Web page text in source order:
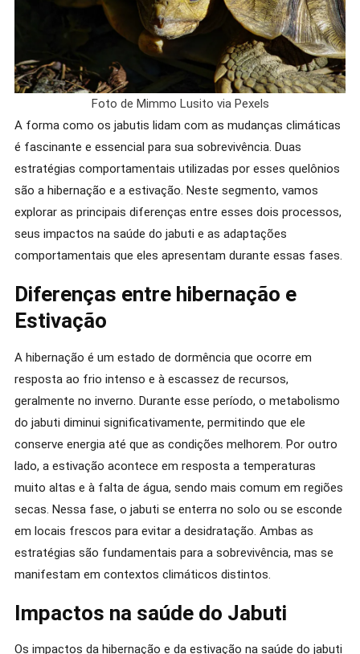
Foto de Mimmo Lusito via Pexels
A forma como os jabutis lidam com as mudanças climáticas
é fascinante e essencial para sua sobrevivência. Duas
estratégias comportamentais utilizadas por esses quelônios
são a hibernação e a estivação. Neste segmento, vamos
explorar as principais diferenças entre esses dois processos,
seus impactos na saúde do jabuti e as adaptações
comportamentais que eles apresentam durante essas fases.
Diferenças entre hibernação e
Estivação
A hibernação é um estado de dormência que ocorre em
resposta ao frio intenso e à escassez de recursos,
geralmente no inverno. Durante esse período, o metabolismo
do jabuti diminui significativamente, permitindo que ele
conserve energia até que as condições melhorem. Por outro
lado, a estivação acontece em resposta a temperaturas
muito altas e à falta de água, sendo mais comum em regiões
secas. Nessa fase, o jabuti se enterra no solo ou se esconde
em locais frescos para evitar a desidratação. Ambas as
estratégias são fundamentais para a sobrevivência, mas se
manifestam em contextos climáticos distintos.
Impactos na saúde do Jabuti
Os impactos da hibernação e da estivação na saúde do jabuti